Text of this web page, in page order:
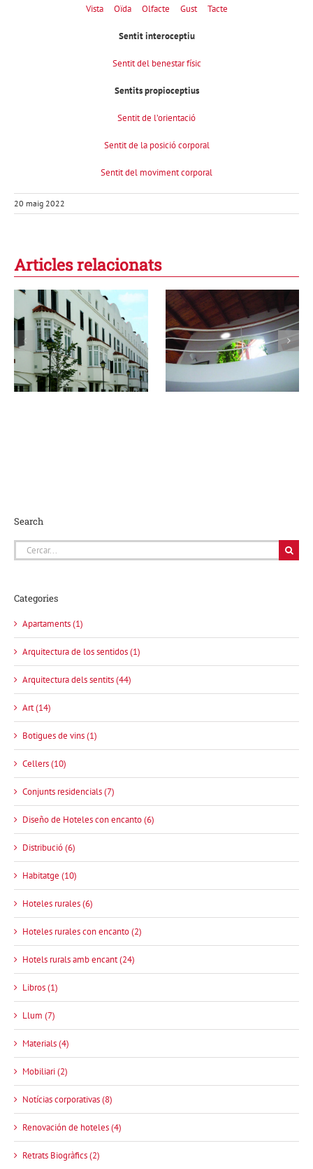
Vista Oïda Olfacte Gust Tacte
Sentit interoceptiu
Sentit del benestar físic
Sentits propioceptius
Sentit de l’orientació
Sentit de la posició corporal
Sentit del moviment corporal
20 maig 2022
Articles relacionats
La casa dels cinc
elements i la
lluna
Una arquitectura
de la humilitat:
l’emoció dels
espais
silenciosos
Search
Cerca
…
Categories
Apartaments (1)
Arquitectura de los sentidos (1)
Arquitectura dels sentits (44)
Art (14)
Botigues de vins (1)
Cellers (10)
Conjunts residencials (7)
Diseño de Hoteles con encanto (6)
Distribució (6)
Habitatge (10)
Hoteles rurales (6)
Hoteles rurales con encanto (2)
Hotels rurals amb encant (24)
Libros (1)
Llum (7)
Materials (4)
Mobiliari (2)
Notícias corporativas (8)
Renovación de hoteles (4)
Retrats Biogràfics (2)